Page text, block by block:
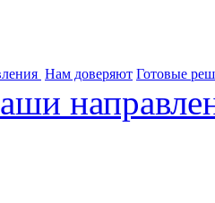
Нам доверяют Готовые